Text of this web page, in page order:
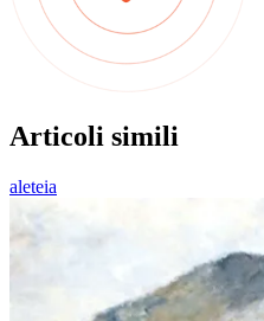
Articoli simili
aleteia